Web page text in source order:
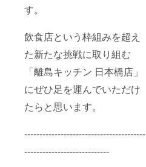
す。
飲食店という枠組みを超え
た新たな挑戦に取り組む
「離島キッチン 日本橋店」
にぜひ足を運んでいただけ
たらと思います。
----------------------------------------
----------------------------